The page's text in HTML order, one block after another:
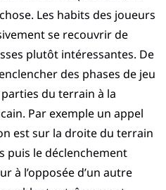
Les habits des joueurs
se recouvrir de
plutôt intéressantes. De
des phases de jeu
du terrain à la
Par exemple un appel
est sur la droite du terrain
puis le déclenchement
à l’opposée d’un autre